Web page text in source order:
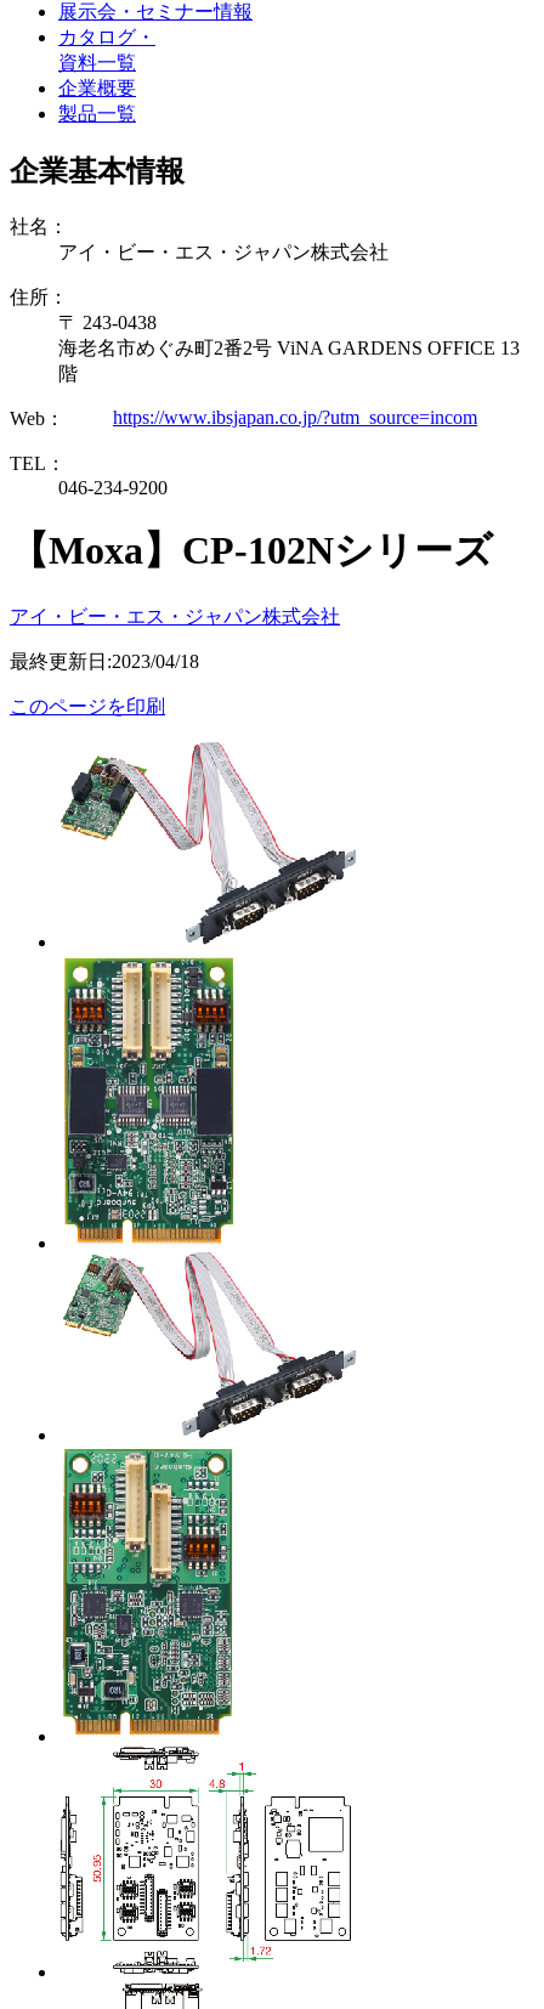
展示会・セミナー情報
カタログ・
資料一覧
企業概要
製品一覧
企業基本情報
社名：
アイ・ビー・エス・ジャパン株式会社
住所：
〒 243-0438
海老名市めぐみ町2番2号 ViNA GARDENS OFFICE 13
階
Web： https://www.ibsjapan.co.jp/?utm_source=incom
TEL：
046-234-9200
【Moxa】CP-102Nシリーズ
アイ・ビー・エス・ジャパン株式会社
最終更新日:2023/04/18
このページを印刷